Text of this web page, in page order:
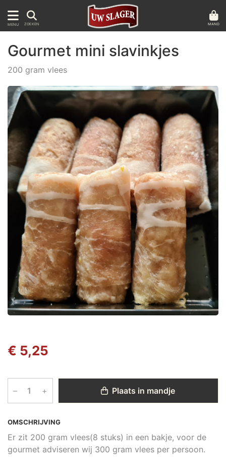
MENU ZOEKEN MAND
OMSCHRIJVING
Er zit 200 gram vlees(8 stuks) in een bakje, voor de
gourmet adviseren wij 300 gram vlees per persoon.
Gourmet mini slavinkjes
200 gram vlees
€ 5,25
– + Plaats in mandje